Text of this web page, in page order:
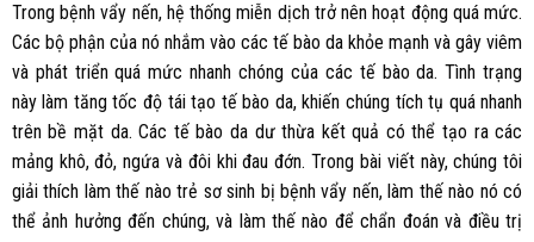
Trong bệnh vẩy nến, hệ thống miễn dịch trở nên hoạt động quá mức.
Các bộ phận của nó nhắm vào các tế bào da khỏe mạnh và gây viêm
và phát triển quá mức nhanh chóng của các tế bào da. Tình trạng
này làm tăng tốc độ tái tạo tế bào da, khiến chúng tích tụ quá nhanh
trên bề mặt da. Các tế bào da dư thừa kết quả có thể tạo ra các
mảng khô, đỏ, ngứa và đôi khi đau đớn. Trong bài viết này, chúng tôi
giải thích làm thế nào trẻ sơ sinh bị bệnh vẩy nến, làm thế nào nó có
thể ảnh hưởng đến chúng, và làm thế nào để chẩn đoán và điều trị